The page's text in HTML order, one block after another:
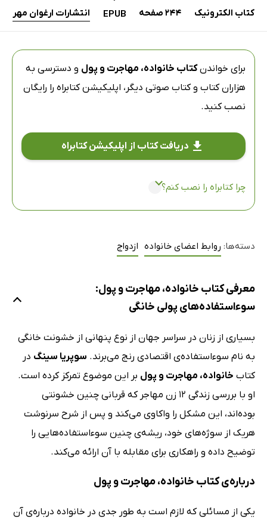
کتاب الکترونیک 244 صفحه EPUB انتشارات ارغوان مهر
برای خواندنکتاب خانواده، مهاجرت و پول و دسترسی به
هزاران کتاب و کتاب صوتی دیگر، اپلیکیشن کتابراه را رایگان
نصب کنید.
دریافت کتاب از اپلیکیشن کتابراه
چرا کتابراه را نصب کنم؟
دسته‌ها: روابط اعضای خانواده ازدواج
معرفی کتاب خانواده، مهاجرت و پول:
سوءاستفاده‌های پولی خانگی
بسیاری از زنان در سراسر جهان از نوع پنهانی از خشونت خانگی
به نام سوءاستفاده‌ی اقتصادی رنج می‌برند. سوپریا سینگ در
کتاب خانواده، مهاجرت و پول بر این موضوع تمرکز کرده است.
او با بررسی زندگی 12 زن مهاجر که قربانی چنین خشونتی
بوده‌اند، این مشکل را واکاوی می‌کند و پس از شرح سرنوشت
هریک از سوژه‌های خود، ریشه‌ی چنین سوءاستفاده‌هایی را
توضیح داده و راهکاری برای مقابله با آن ارائه می‌کند.
درباره‌ی کتاب خانواده، مهاجرت و پول
یکی از مسائلی که لازم است به طور جدی در خانواده درباره‌ی آن